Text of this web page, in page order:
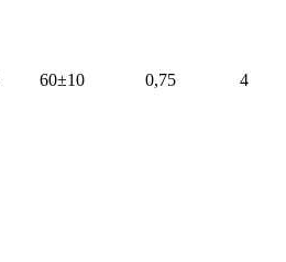
60±10 0,75 4